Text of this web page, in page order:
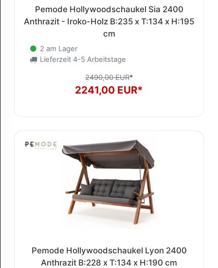
Pemode Hollywoodschaukel Sia 2400
Anthrazit - Iroko-Holz B:235 x T:134 x H:195
cm
2 am Lager
Lieferzeit 4-5 Arbeitstage
2490,00 EUR*
2241,00 EUR*
Pemode Hollywoodschaukel Lyon 2400
Anthrazit B:228 x T:134 x H:190 cm